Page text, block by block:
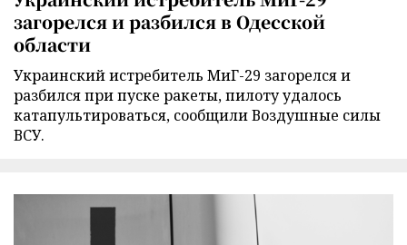
загорелся и разбился в Одесской
области
Украинский истребитель МиГ-29 загорелся и
разбился при пуске ракеты, пилоту удалось
катапультироваться, сообщили Воздушные силы
ВСУ.